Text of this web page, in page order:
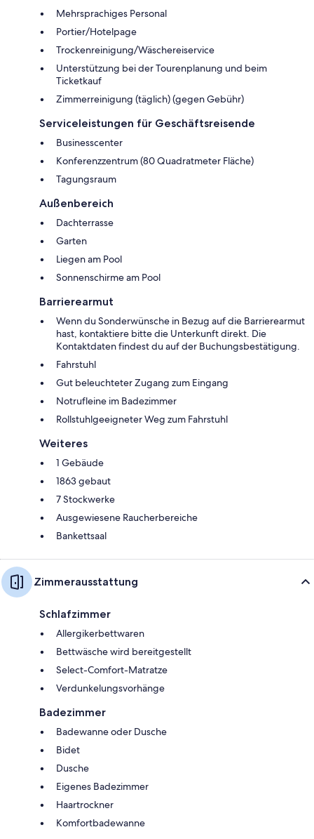
Mehrsprachiges Personal
Portier/Hotelpage
Trockenreinigung/Wäschereiservice
Unterstützung bei der Tourenplanung und beim
Ticketkauf
Zimmerreinigung (täglich) (gegen Gebühr)
Serviceleistungen für Geschäftsreisende
Businesscenter
Konferenzzentrum (80 Quadratmeter Fläche)
Tagungsraum
Außenbereich
Dachterrasse
Garten
Liegen am Pool
Sonnenschirme am Pool
Barrierearmut
Wenn du Sonderwünsche in Bezug auf die Barrierearmut
hast, kontaktiere bitte die Unterkunft direkt. Die
Kontaktdaten findest du auf der Buchungsbestätigung.
Fahrstuhl
Gut beleuchteter Zugang zum Eingang
Notrufleine im Badezimmer
Rollstuhlgeeigneter Weg zum Fahrstuhl
Weiteres
1 Gebäude
1863 gebaut
7 Stockwerke
Ausgewiesene Raucherbereiche
Bankettsaal
Zimmerausstattung
Schlafzimmer
Allergikerbettwaren
Bettwäsche wird bereitgestellt
Select-Comfort-Matratze
Verdunkelungsvorhänge
Badezimmer
Badewanne oder Dusche
Bidet
Dusche
Eigenes Badezimmer
Haartrockner
Komfortbadewanne